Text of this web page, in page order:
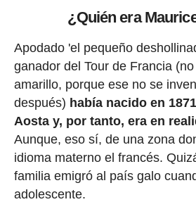
¿Quién era
Apodado 'el pequeño
ganador del Tour de Francia
amarillo, porque ese no se
después) había nacido en
Aosta y, por tanto, era en
Aunque, eso sí, de una zona
idioma materno el francés.
familia emigró al país galo
adolescente.